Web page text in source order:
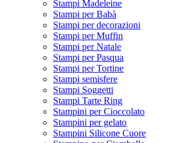
Stampi Madeleine
Stampi per Babà
Stampi per decorazioni
Stampi per Muffin
Stampi per Natale
Stampi per Pasqua
Stampi per Tortine
Stampi semisfere
Stampi Soggetti
Stampi Tarte Ring
Stampini per Cioccolato
Stampini per gelato
Stampini Silicone Cuore